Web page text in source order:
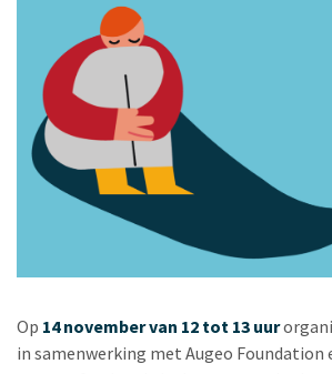
Op 14 november van 12 tot 13 uur
in samenwerking met Augeo Foundation